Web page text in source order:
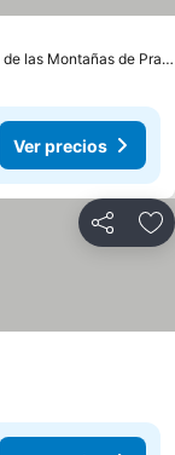
Puerta de entrada al Parque Natural de las Montañas de Prades
Ver precios
Compartir